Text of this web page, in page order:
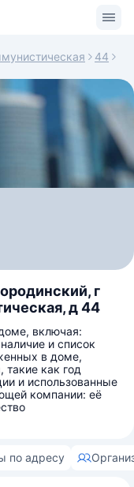
44
г
д 44
включая:
и список
в доме,
такие как год
и использованные
компании: её
по адресу